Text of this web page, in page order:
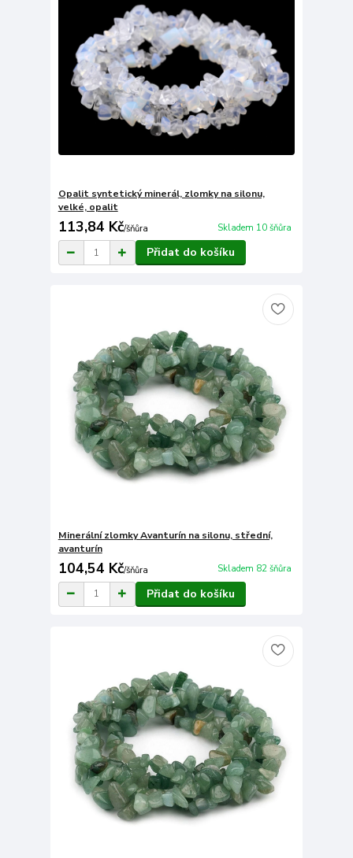
Opalit syntetický minerál, zlomky na silonu,
velké, opalit
113,84 Kč/šňůra Skladem 10 šňůra
Přidat do košíku
Minerální zlomky Avanturín na silonu, střední,
avanturín
104,54 Kč/šňůra Skladem 82 šňůra
Přidat do košíku